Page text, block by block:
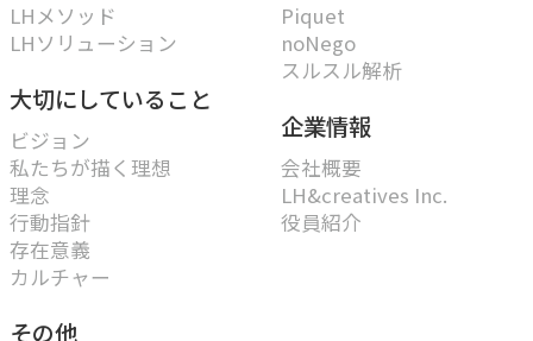
LHメソッド
LHソリューション
大切にしていること
ビジョン
私たちが描く理想
理念
行動指針
存在意義
カルチャー
その他
Piquet
noNego
スルスル解析
企業情報
会社概要
LH&creatives Inc.
役員紹介